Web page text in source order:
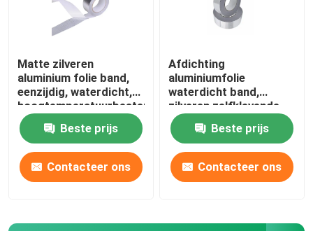
Zelfklevend dubbelzijdig bandje
Acryllijm op waterbasis
Zelfklevend schuimband
Nano-bandrol
Matte zilveren
aluminium folie band,
eenzijdig, waterdicht,
hoogtemperatuurbestendig
Beste prijs
Contacteer ons
Afdichting
aluminiumfolie
waterdicht band,
zilveren zelfklevende
aluminium band
Beste prijs
Contacteer ons